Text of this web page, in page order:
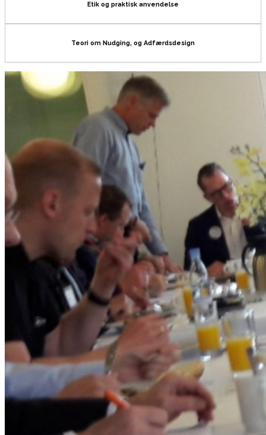
Etik og praktisk anvendelse
Teori om Nudging, og Adfærdsdesign